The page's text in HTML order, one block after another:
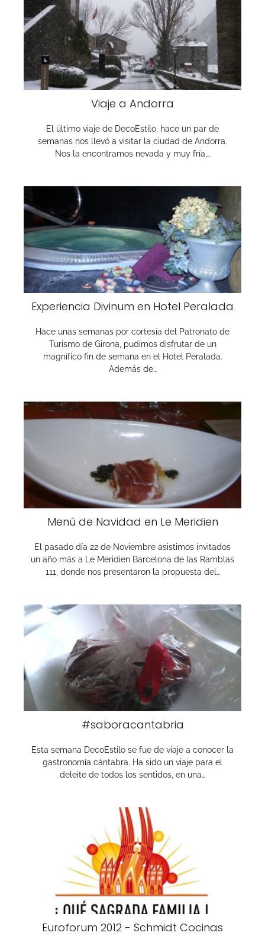
Viaje a Andorra
El último viaje de DecoEstilo, hace un par de
semanas nos llevó a visitar la ciudad de Andorra.
Nos la encontramos nevada y muy fría,…
Experiencia Divinum en Hotel Peralada
Hace unas semanas por cortesía del Patronato de
Turismo de Girona, pudimos disfrutar de un
magnífico fin de semana en el Hotel Peralada.
Además de…
Menú de Navidad en Le Meridien
El pasado día 22 de Noviembre asistimos invitados
un año más a Le Meridien Barcelona de las Ramblas
111, donde nos presentaron la propuesta del…
#saboracantabria
Esta semana DecoEstilo se fue de viaje a conocer la
gastronomía cántabra. Ha sido un viaje para el
deleite de todos los sentidos, en una…
Euroforum 2012 - Schmidt Cocinas